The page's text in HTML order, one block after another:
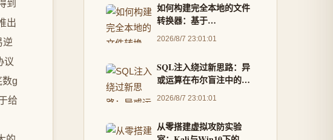
如何构建完全本地的文件
转换器：基于
WebAssembly的VERT架
2026/8/7 23:01:01
SQL注入绕过新思路：异
或运算在布尔盲注中的实
战应用
2026/8/7 23:01:01
从零搭建虚拟攻防实验